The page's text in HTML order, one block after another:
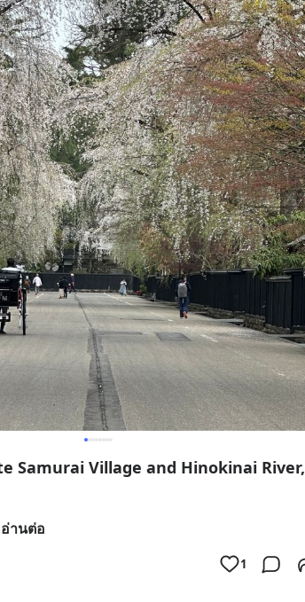
Samurai Village and Hinokinai River,
อ่านต่อ
1